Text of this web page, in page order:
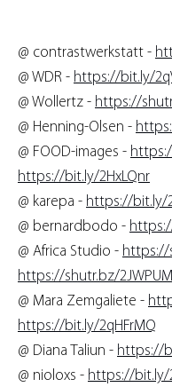
@ contrastwerkstatt -
@ WDR - https://bit.ly/
@ Wollertz - https://
@ Henning-Olsen -
@ FOOD-images -
https://bit.ly/2HxLQnr
@ karepa - https://bit.ly/
@ bernardbodo -
@ Africa Studio - https://
https://shutr.bz/
@ Mara Zemgaliete -
https://bit.ly/2qHFrMQ
@ Diana Taliun - https://
@ nioloxs - https://bit.ly/